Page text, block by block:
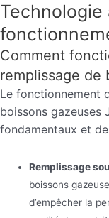
Comment
remplissage de
Le fonctionnement
boissons gazeuses
fondamentaux et
Remplissage
boissons
d’empêcher la